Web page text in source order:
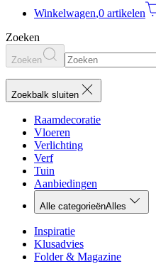
Winkelwagen,0 artikelen
Zoeken
Zoeken
Zoekbalk sluiten
Raamdecoratie
Vloeren
Verlichting
Verf
Tuin
Aanbiedingen
Alle categorieënAlles
Inspiratie
Klusadvies
Folder & Magazine